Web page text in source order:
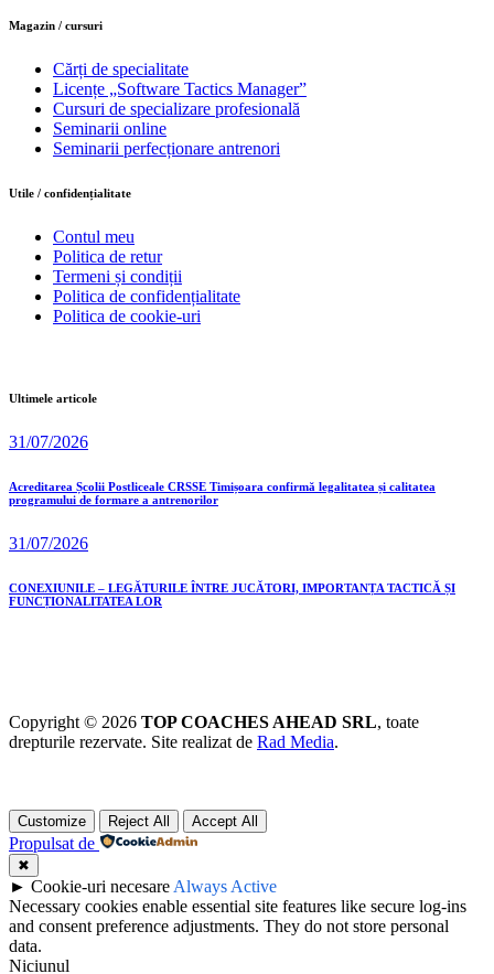
Magazin / cursuri
Cărți de specialitate
Licențe „Software Tactics Manager”
Cursuri de specializare profesională
Seminarii online
Seminarii perfecționare antrenori
Utile / confidențialitate
Contul meu
Politica de retur
Termeni și condiții
Politica de confidențialitate
Politica de cookie-uri
Ultimele articole
31/07/2026
Acreditarea Școlii Postliceale CRSSE Timișoara confirmă legalitatea și calitatea
programului de formare a antrenorilor
31/07/2026
CONEXIUNILE – LEGĂTURILE ÎNTRE JUCĂTORI, IMPORTANȚA TACTICĂ ȘI
FUNCȚIONALITATEA LOR
Copyright © 2026 TOP COACHES AHEAD SRL, toate
drepturile rezervate. Site realizat de Rad Media.
Customize Reject All Accept All
Propulsat de
✖
► Cookie-uri necesare Always Active
Necessary cookies enable essential site features like secure log-ins
and consent preference adjustments. They do not store personal
data.
Niciunul